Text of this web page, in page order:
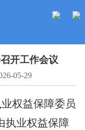
开工作会议
05-29
权益保障委员
执业权益保障